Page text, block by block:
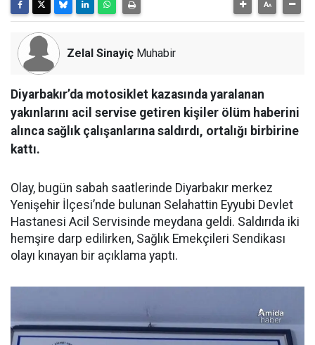
Zelal Sinayiç Muhabir
Diyarbakır’da motosiklet kazasında yaralanan
yakınlarını acil servise getiren kişiler ölüm haberini
alınca sağlık çalışanlarına saldırdı, ortalığı birbirine
kattı.
Olay, bugün sabah saatlerinde Diyarbakır merkez
Yenişehir İlçesi’nde bulunan Selahattin Eyyubi Devlet
Hastanesi Acil Servisinde meydana geldi. Saldırıda iki
hemşire darp edilirken, Sağlık Emekçileri Sendikası
olayı kınayan bir açıklama yaptı.